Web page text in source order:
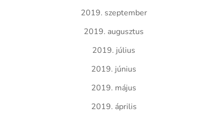
2019. szeptember
2019. augusztus
2019. július
2019. június
2019. május
2019. április